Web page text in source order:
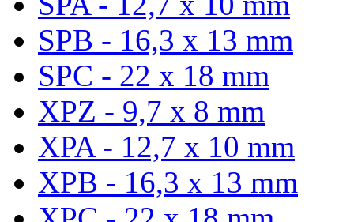
SPB - 16,3 x 13 mm
SPC - 22 x 18 mm
XPZ - 9,7 x 8 mm
XPA - 12,7 x 10 mm
XPB - 16,3 x 13 mm